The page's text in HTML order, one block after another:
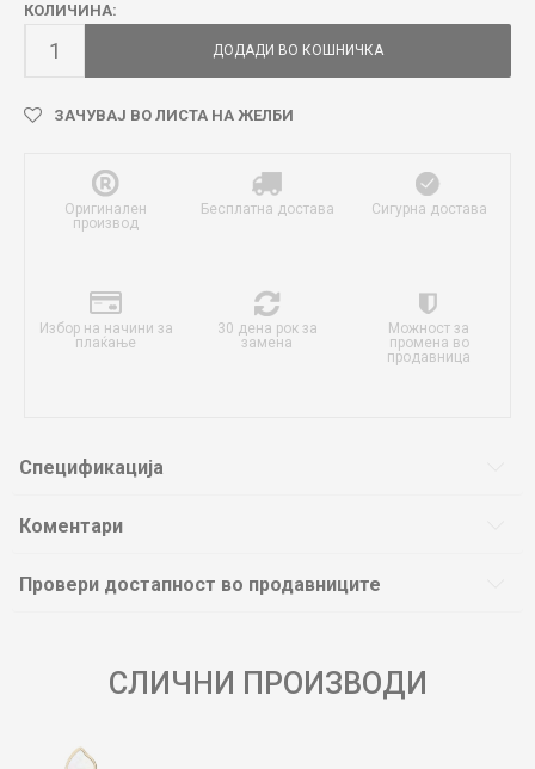
КОЛИЧИНА:
ДОДАДИ ВО КОШНИЧКА
ЗАЧУВАЈ ВО ЛИСТА НА ЖЕЛБИ
Оригинален
производ
Бесплатна достава Сигурна достава
Избор на начини за
плаќање
30 дена рок за
замена
Можност за
промена во
продавница
Спецификација
Коментари
Провери достапност во продавниците
СЛИЧНИ ПРОИЗВОДИ